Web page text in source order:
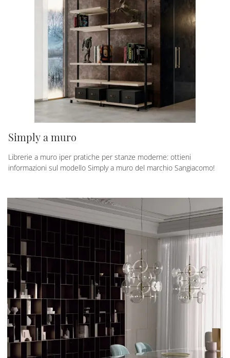
Simply a muro
Librerie a muro iper pratiche per stanze moderne: ottieni
informazioni sul modello Simply a muro del marchio Sangiacomo!